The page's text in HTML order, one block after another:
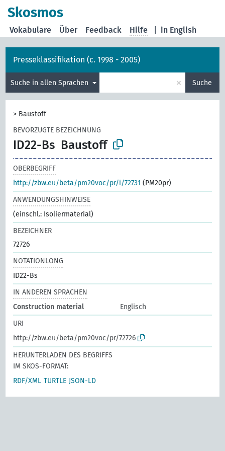
Skosmos
in English
Vokabulare Über Feedback Hilfe
Presseklassifikation (c. 1998 - 2005)
Suche in allen Sprachen × Suche
> Baustoff
BEVORZUGTE BEZEICHNUNG
ID22-Bs Baustoff
OBERBEGRIFF
http://zbw.eu/beta/pm20voc/pr/i/72731 (PM20pr)
ANWENDUNGSHINWEISE
(einschl.: Isoliermaterial)
BEZEICHNER
72726
NOTATIONLONG
ID22-Bs
IN ANDEREN SPRACHEN
Construction material
Englisch
URI
http://zbw.eu/beta/pm20voc/pr/72726
HERUNTERLADEN DES BEGRIFFS
IM SKOS-FORMAT:
RDF/XML TURTLE JSON-LD